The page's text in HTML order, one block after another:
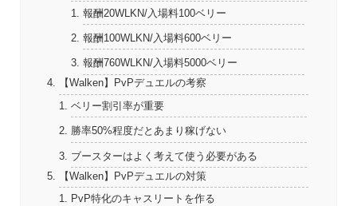
報酬20WLKN/入場料100ベリー
報酬100WLKN/入場料600ベリー
報酬760WLKN/入場料5000ベリー
【Walken】PvPデュエルの考察
ベリー割引率が重要
勝率50%程度だとあまり稼げない
ブースターはよく考えて使う必要がある
【Walken】PvPデュエルの対策
PvP特化のキャスリートを作る